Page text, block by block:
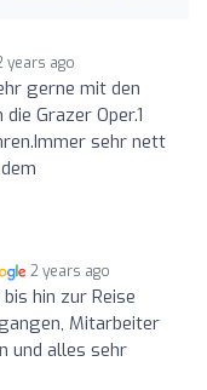
years ago
gerne mit den
Grazer Oper.1
sehr nett
2 years ago
hin zur Reise
Mitarbeiter
und alles sehr